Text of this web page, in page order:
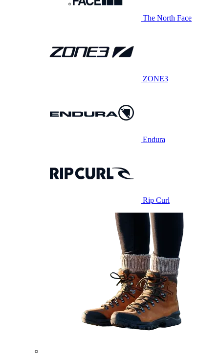
The North Face
ZONE3
Endura
Rip Curl